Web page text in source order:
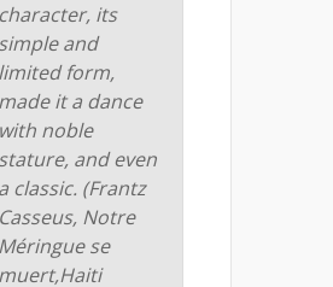
character, its
simple and
limited form,
made it a dance
with noble
stature, and even
a classic. (Frantz
Casseus, Notre
Méringue se
muert,Haiti